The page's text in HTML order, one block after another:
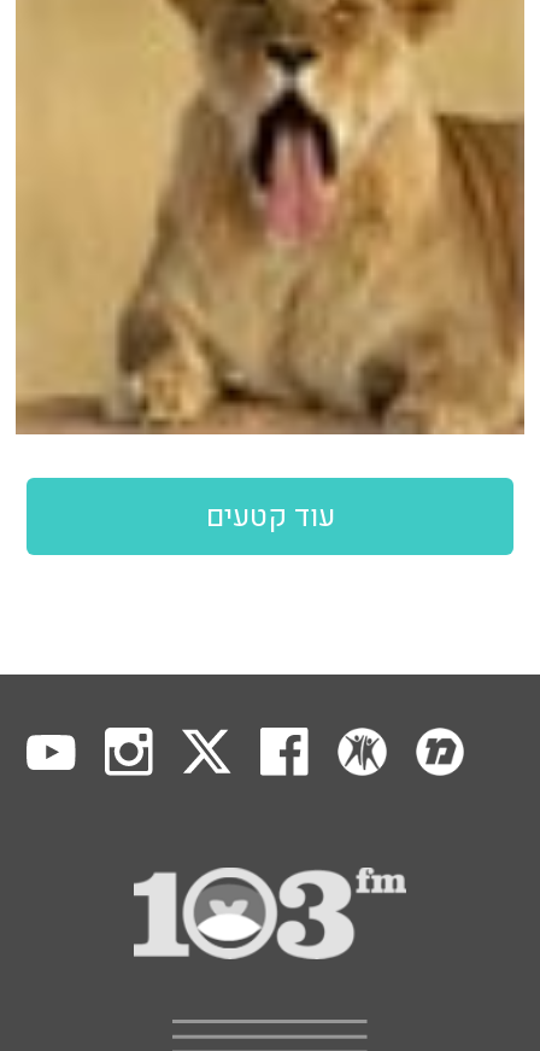
עוד קטעים